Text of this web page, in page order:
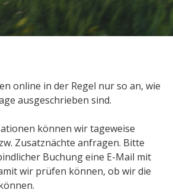
online in der Regel nur so an, wie
ausgeschrieben sind.
können wir tageweise
Zusatznächte anfragen. Bitte
Buchung eine E-Mail mit
wir prüfen können, ob wir die